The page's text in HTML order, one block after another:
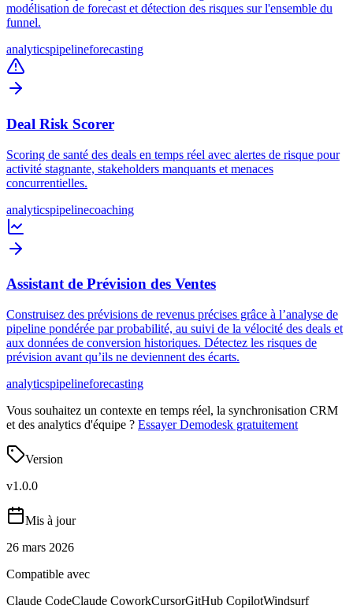
modélisation de forecast et détection des risques sur l'ensemble du
funnel.
analyticspipelineforecasting
Deal Risk Scorer
Scoring de santé des deals en temps réel avec alertes de risque pour
activité stagnante, stakeholders manquants et menaces
concurrentielles.
analyticspipelinecoaching
Assistant de Prévision des Ventes
Construisez des prévisions de revenus précises grâce à l’analyse de
pipeline pondérée par probabilité, au suivi de la vélocité des deals et
aux données de conversion historiques. Détectez les risques de
prévision avant qu’ils ne deviennent des écarts.
analyticspipelineforecasting
Vous souhaitez un contexte en temps réel, la synchronisation CRM
et des analytics d'équipe ? Essayer Demodesk gratuitement
Version
v1.0.0
Mis à jour
26 mars 2026
Compatible avec
Claude CodeClaude CoworkCursorGitHub CopilotWindsurf